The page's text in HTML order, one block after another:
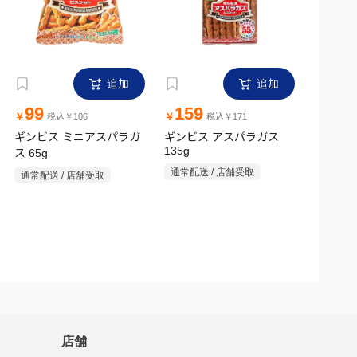
追加
￥99 税込￥106
ギンビス ミニアスパラガ
ス 65g
通常配送 / 店舗受取
追加
￥ 159 税込￥171
ギンビス アスパラガス
135g
通常配送 / 店舗受取
店舗